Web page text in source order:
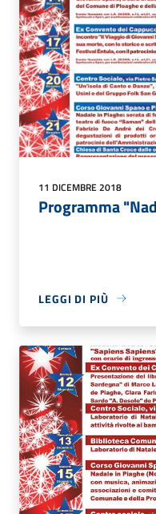
11 DICEMBRE 2018
Programma
LEGGI DI PIÙ